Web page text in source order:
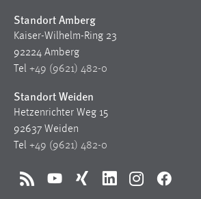
Standort Amberg
Kaiser-Wilhelm-Ring 23
92224 Amberg
Tel +49 (9621) 482-0
Standort Weiden
Hetzenrichter Weg 15
92637 Weiden
Tel +49 (9621) 482-0
RSS YouTubeXing LinkedInInstagramFacebook